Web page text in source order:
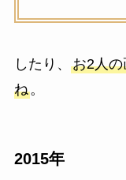
したり、 お2人
ね。
2015年